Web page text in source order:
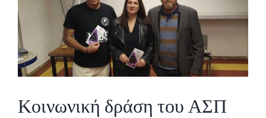
Image
Κοινωνική δράση του ΑΣΠ